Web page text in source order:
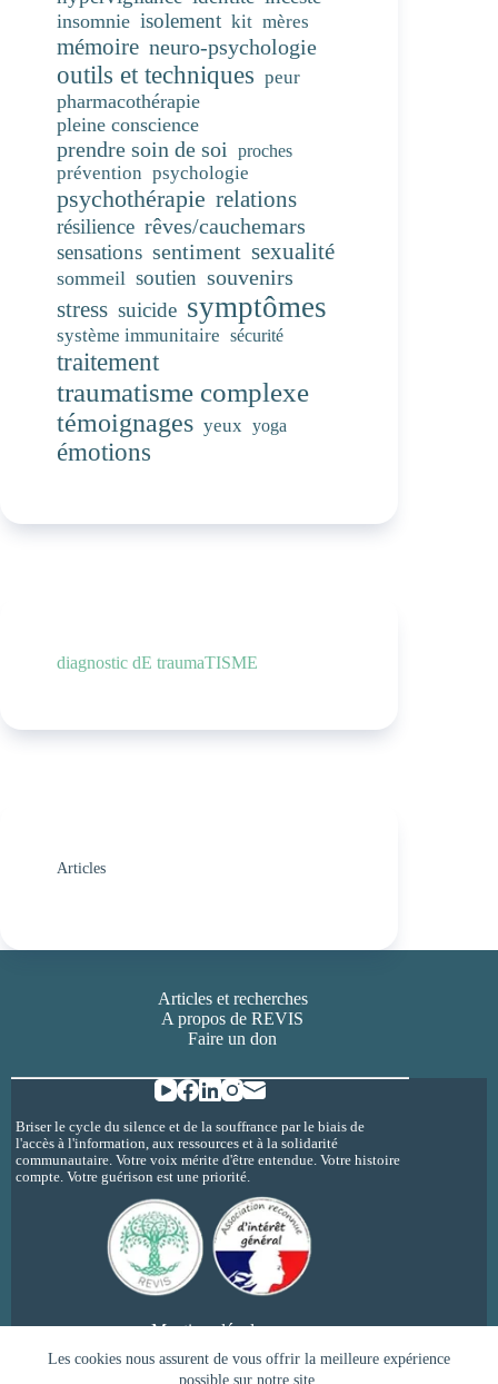
Les cookies nous assurent de vous offrir la meilleure expérience
possible sur notre site.
insomnie isolement kit mères
mémoire neuro-psychologie
outils et techniques peur
pharmacothérapie
pleine conscience
prendre soin de soi proches
prévention psychologie
psychothérapie relations
résilience rêves/cauchemars
sensations sentiment sexualité
sommeil soutien souvenirs
stress suicide symptômes
système immunitaire sécurité
traitement
traumatisme complexe
témoignages yeux yoga
émotions
diagnostic dE traumaTISME
Articles
Articles et recherches
A propos de REVIS
Faire un don
Briser le cycle du silence et de la souffrance par le biais de
l'accès à l'information, aux ressources et à la solidarité
communautaire. Votre voix mérite d'être entendue. Votre histoire
compte. Votre guérison est une priorité.
Mentions légales
Politique de confidentialité